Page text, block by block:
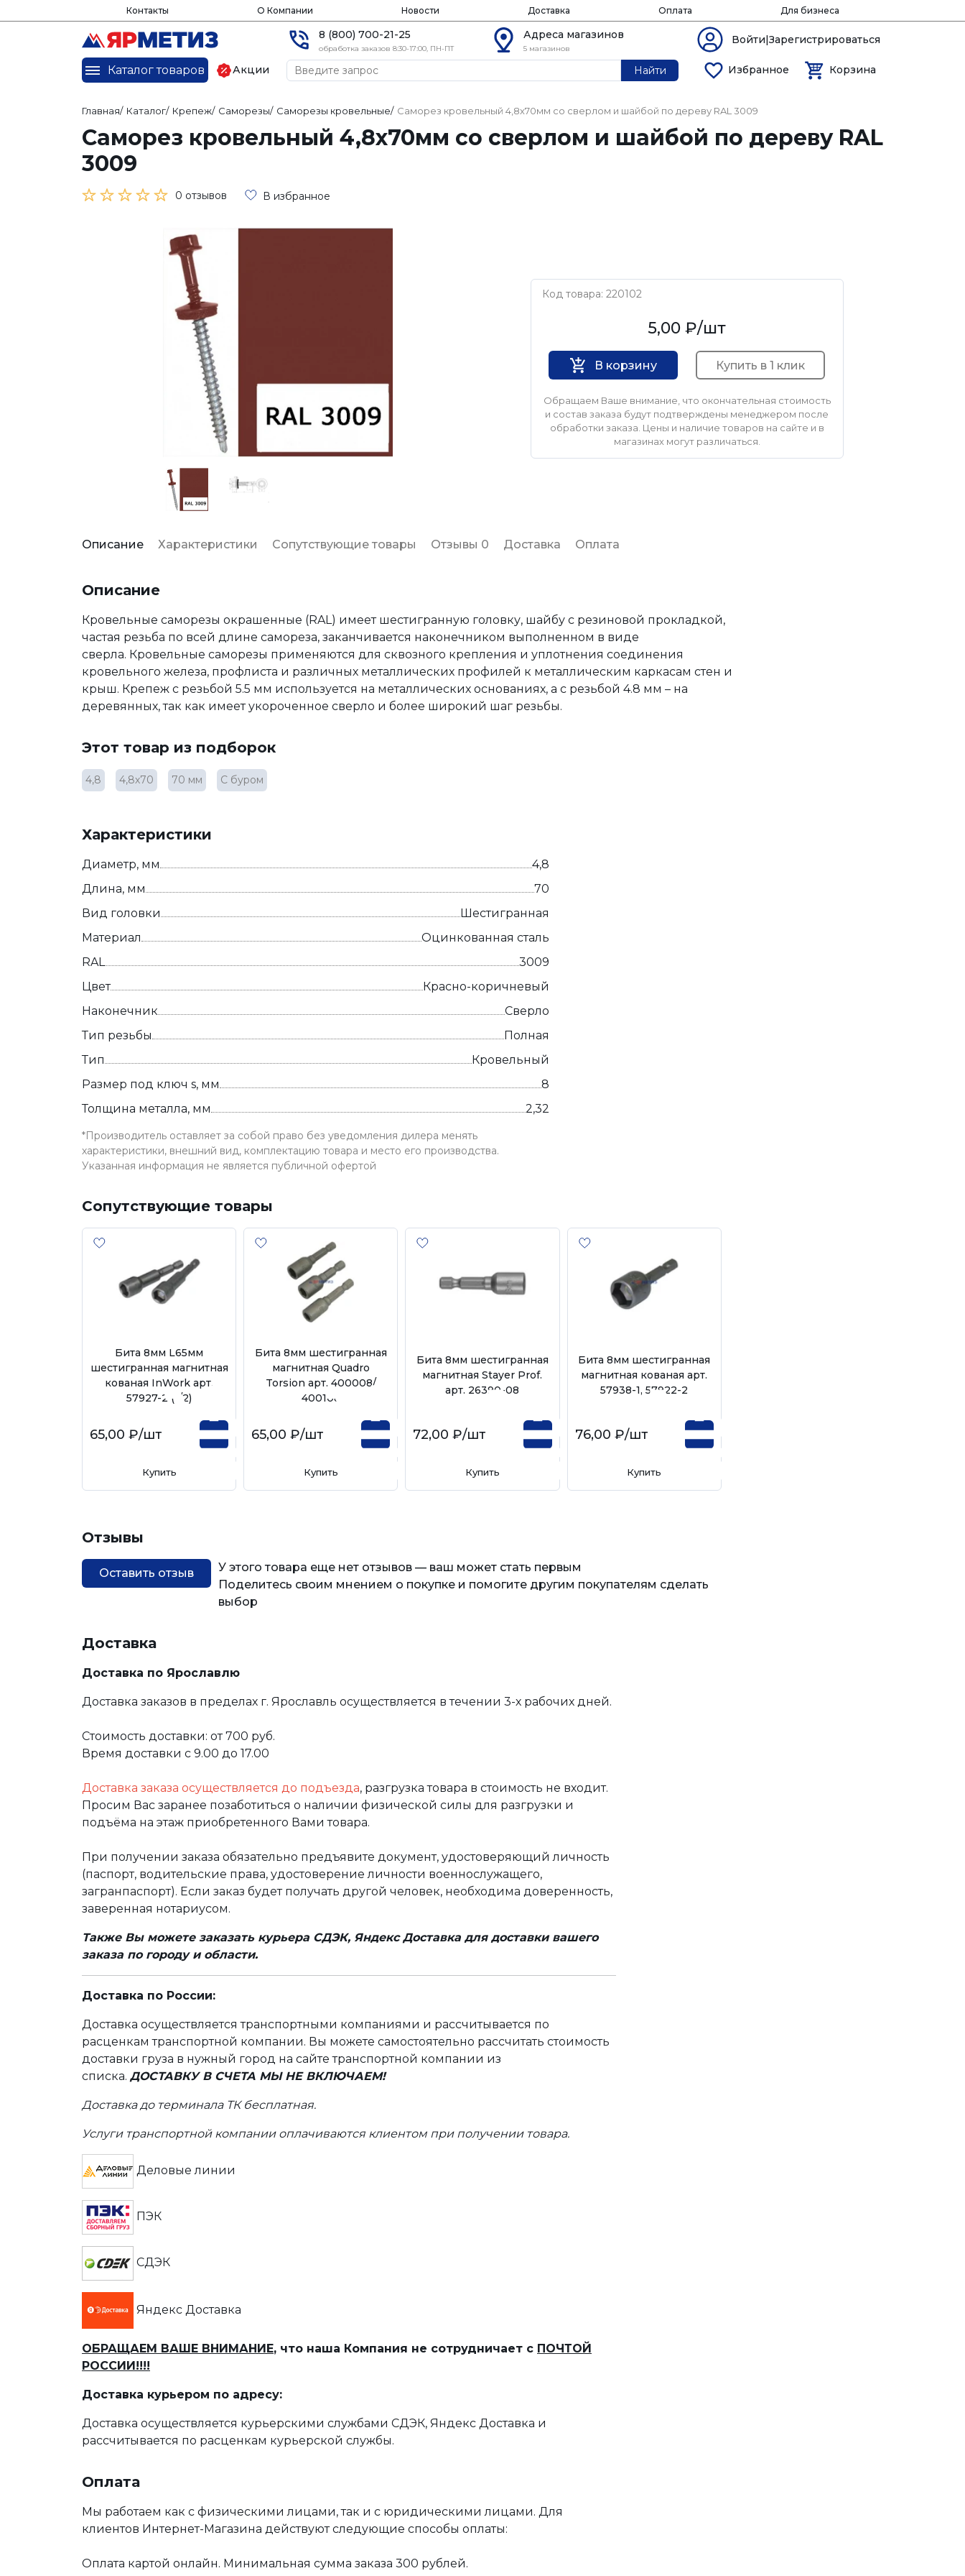
Контакты О Компании Новости Доставка Оплата Для бизнеса
8 (800) 700-21-25
обработка заказов 8:30-17:00, ПН-ПТ
Адреса магазинов
5 магазинов
Войти|Зарегистрироваться
Каталог товаров Акции Найти Избранное Корзина
Главная/ Каталог/ Крепеж/ Саморезы/ Саморезы кровельные/ Саморез кровельный 4,8х70мм со сверлом и шайбой по дереву RAL 3009
Саморез кровельный 4,8х70мм со сверлом и шайбой по дереву RAL
3009
0 отзывов В избранное
Код товара: 220102
5,00 ₽/шт
В корзину Купить в 1 клик
Обращаем Ваше внимание, что окончательная стоимость
и состав заказа будут подтверждены менеджером после
обработки заказа. Цены и наличие товаров на сайте и в
магазинах могут различаться.
Описание Характеристики Сопутствующие товары Отзывы 0 Доставка Оплата
Описание
Кровельные саморезы окрашенные (RAL) имеет шестигранную головку, шайбу с резиновой прокладкой,
частая резьба по всей длине самореза, заканчивается наконечником выполненном в виде
сверла. Кровельные саморезы применяются для сквозного крепления и уплотнения соединения
кровельного железа, профлиста и различных металлических профилей к металлическим каркасам стен и
крыш. Крепеж с резьбой 5.5 мм используется на металлических основаниях, а с резьбой 4.8 мм – на
деревянных, так как имеет укороченное сверло и более широкий шаг резьбы.
Этот товар из подборок
4,8 4,8х70 70 мм С буром
Характеристики
Диаметр, мм
4,8
Длина, мм
70
Вид головки
Шестигранная
Материал
Оцинкованная сталь
RAL
3009
Цвет
Красно-коричневый
Наконечник
Сверло
Тип резьбы
Полная
Тип
Кровельный
Размер под ключ s, мм
8
Толщина металла, мм
2,32
*Производитель оставляет за собой право без уведомления дилера менять
характеристики, внешний вид, комплектацию товара и место его производства.
Указанная информация не является публичной офертой
Сопутствующие товары
Бита 8мм L65мм
шестигранная магнитная
кованая InWork арт.
57927-2 (1/2)
65,00 ₽/шт
Купить
Бита 8мм шестигранная
магнитная Quadro
Torsion арт. 400008/
400108
65,00 ₽/шт
Купить
Бита 8мм шестигранная
магнитная Stayer Prof.
арт. 26390-08
72,00 ₽/шт
Купить
Бита 8мм шестигранная
магнитная кованая арт.
57938-1, 57922-2
76,00 ₽/шт
Купить
Отзывы
Оставить отзыв
У этого товара еще нет отзывов — ваш может стать первым
Поделитесь своим мнением о покупке и помогите другим покупателям сделать
выбор
Доставка
Доставка по Ярославлю
Доставка заказов в пределах г. Ярославль осуществляется в течении 3-х рабочих дней.
Стоимость доставки: от 700 руб.
Время доставки с 9.00 до 17.00
Доставка заказа осуществляется до подъезда, разгрузка товара в стоимость не входит.
Просим Вас заранее позаботиться о наличии физической силы для разгрузки и
подъёма на этаж приобретенного Вами товара.
При получении заказа обязательно предъявите документ, удостоверяющий личность
(паспорт, водительские права, удостоверение личности военнослужащего,
загранпаспорт). Если заказ будет получать другой человек, необходима доверенность,
заверенная нотариусом.
Также Вы можете заказать курьера СДЭК, Яндекс Доставка для доставки вашего
заказа по городу и области.
Доставка по России:
Доставка осуществляется транспортными компаниями и рассчитывается по
расценкам транспортной компании. Вы можете самостоятельно рассчитать стоимость
доставки груза в нужный город на сайте транспортной компании из
списка. ДОСТАВКУ В СЧЕТА МЫ НЕ ВКЛЮЧАЕМ!
Доставка до терминала ТК бесплатная.
Услуги транспортной компании оплачиваются клиентом при получении товара.
Деловые линии
ПЭК
СДЭК
Яндекс Доставка
ОБРАЩАЕМ ВАШЕ ВНИМАНИЕ, что наша Компания не сотрудничает с ПОЧТОЙ
РОССИИ!!!!
Доставка курьером по адресу:
Доставка осуществляется курьерскими службами СДЭК, Яндекс Доставка и
рассчитывается по расценкам курьерской службы.
Оплата
Мы работаем как с физическими лицами, так и с юридическими лицами. Для
клиентов Интернет-Магазина действуют следующие способы оплаты:
Оплата картой онлайн. Минимальная сумма заказа 300 рублей.